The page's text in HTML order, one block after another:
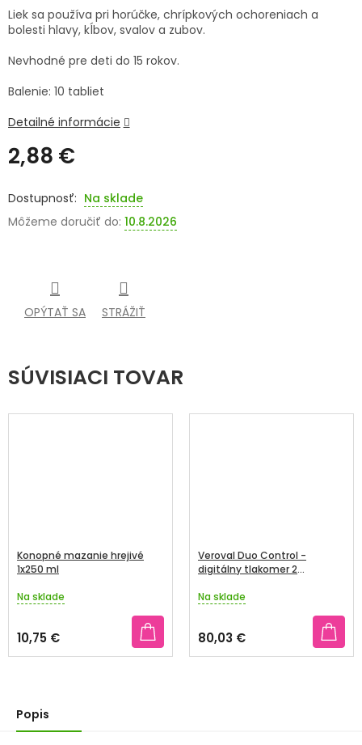
PRÍRODNÉ
LIEKY
SENIORI
ZNAČKY
Prihlásenie
2,88 €
cena:
Na sklade
Môžeme doručiť do: 10.8.2026
Liek sa používa pri horúčke, chrípkových ochoreniach a
bolesti hlavy, kĺbov, svalov a zubov.
Nevhodné pre deti do 15 rokov.
Balenie: 10 tabliet
Detailné informácie
OPÝTAŤ SA STRÁŽIŤ
SÚVISIACI TOVAR
Konopné mazanie hrejivé
1x250 ml
Priemerné
produktu
je
5,0
hviezdičiek.
Na sklade
10,75 €
Veroval Duo Control -
digitálny tlakomer 2
Priemerné
produktu
je
5,0
Na sklade
80,03 €
Popis